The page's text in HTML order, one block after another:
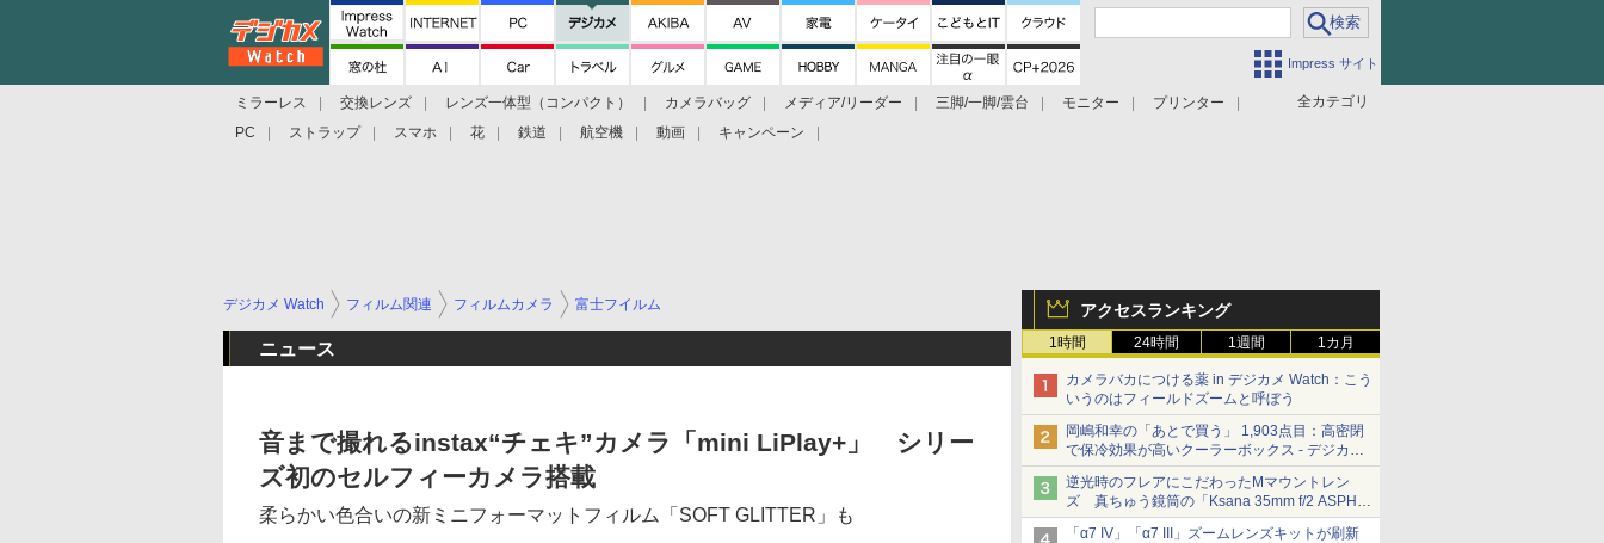
Impress サイト
全カテゴリ
ミラーレス 交換レンズ レンズ一体型（コンパクト） カメラバッグ メディア/リーダー 三脚/一脚/雲台 モニター
プリンター
PC
ストラップ スマホ 花 鉄道 航空機 動画 キャンペーン
アクセスランキング
1時間 24時間 1週間 1カ月
カメラバカにつける薬 in デジカメ Watch：こう
いうのはフィールドズームと呼ぼう
岡嶋和幸の「あとで買う」 1,903点目：高密閉
で保冷効果が高いクーラーボックス - デジカメ
Watch
逆光時のフレアにこだわったMマウントレン
ズ 真ちゅう鏡筒の「Ksana 35mm f/2 ASPH.
シルバークローム」
「α7 IV」「α7 III」ズームレンズキットが刷新
デジカメ Watch フィルム関連 フィルムカメラ 富士フイルム
ニュース
音まで撮れるinstax“チェキ”カメラ「mini LiPlay+」 シリー
ズ初のセルフィーカメラ搭載
柔らかい色合いの新ミニフォーマットフィルム「SOFT GLITTER」も